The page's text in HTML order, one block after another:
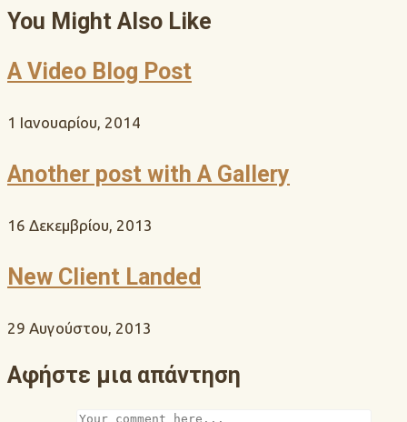
You Might Also Like
A Video Blog Post
1 Ιανουαρίου, 2014
Another post with A Gallery
16 Δεκεμβρίου, 2013
New Client Landed
29 Αυγούστου, 2013
Αφήστε μια απάντηση